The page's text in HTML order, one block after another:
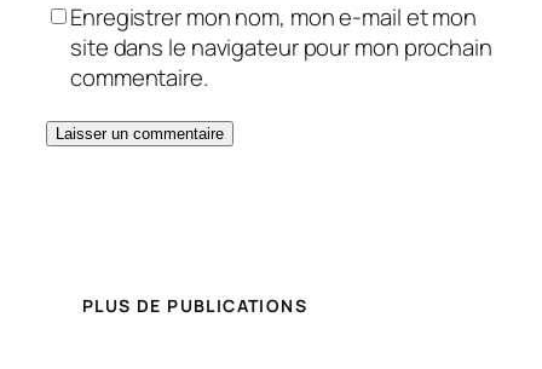
Enregistrer mon nom, mon e-mail et mon
site dans le navigateur pour mon prochain
commentaire.
PLUS DE PUBLICATIONS